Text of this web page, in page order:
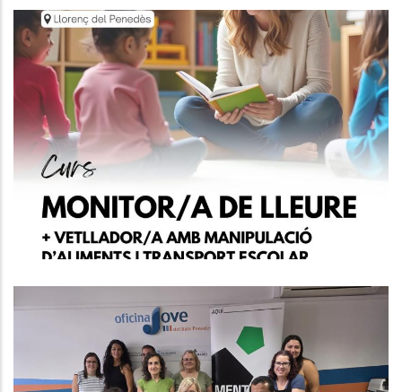
Formació A Llorenç Del Penedès
Joventut
El Baix Penedès Participa En El
Programa Mentora Per Lluitar
Contra L’abandonament Escolar